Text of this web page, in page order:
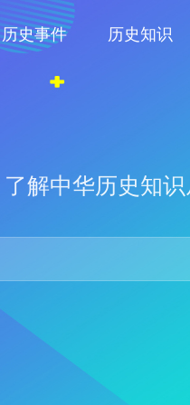
历史事件 历史知识
了解中华历史知